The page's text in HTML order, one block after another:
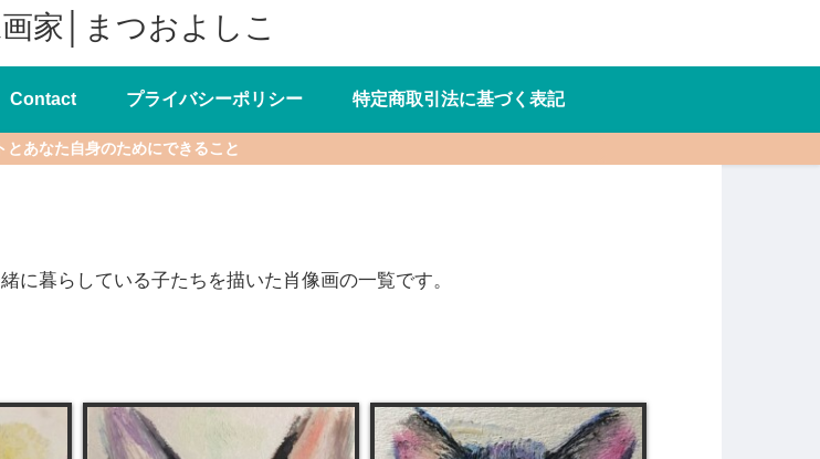
家│まつおよしこ
Contact プライバシーポリシー 特定商取引法に基づく表記
とあなた自身のためにできること
暮らしている子たちを描いた肖像画の一覧です。